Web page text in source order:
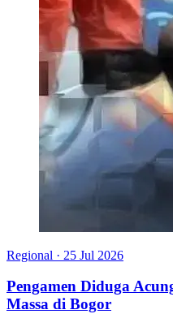
Regional · 25 Jul 2026
Pengamen Diduga
Massa di Bogor